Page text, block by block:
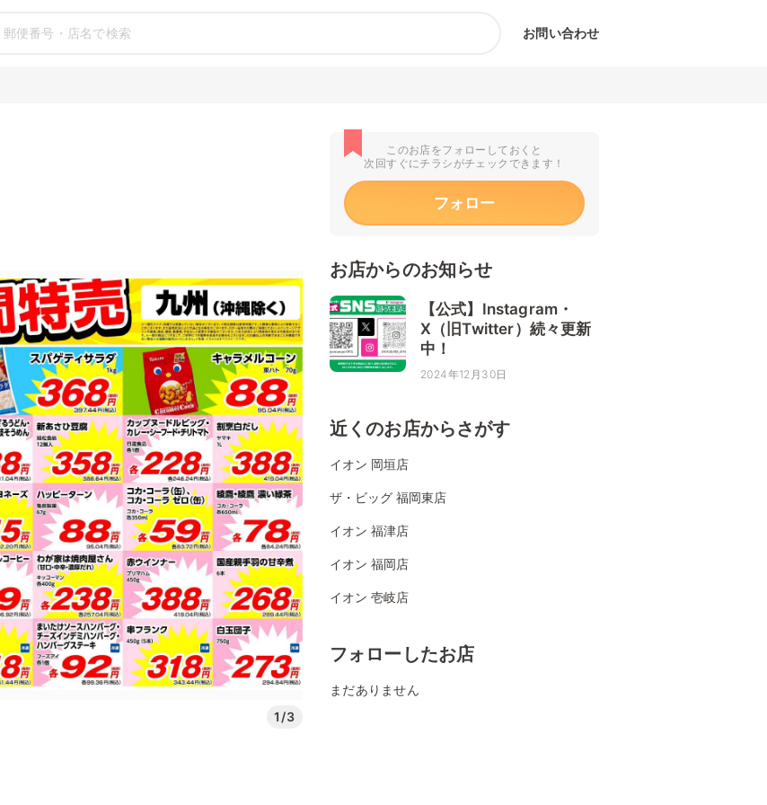
お問い合わせ
1/3
このお店をフォローしておくと
次回すぐにチラシがチェックできます！
フォロー
お店からのお知らせ
【公式】Instagram・
X（旧Twitter）続々更新
中！
2024年12月30日
近くのお店からさがす
イオン 岡垣店
ザ・ビッグ 福岡東店
イオン 福津店
イオン 福岡店
イオン 壱岐店
フォローしたお店
まだありません